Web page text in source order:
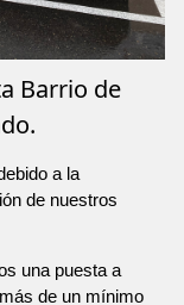
Barrio de
a la
de nuestros
una puesta a
de un mínimo